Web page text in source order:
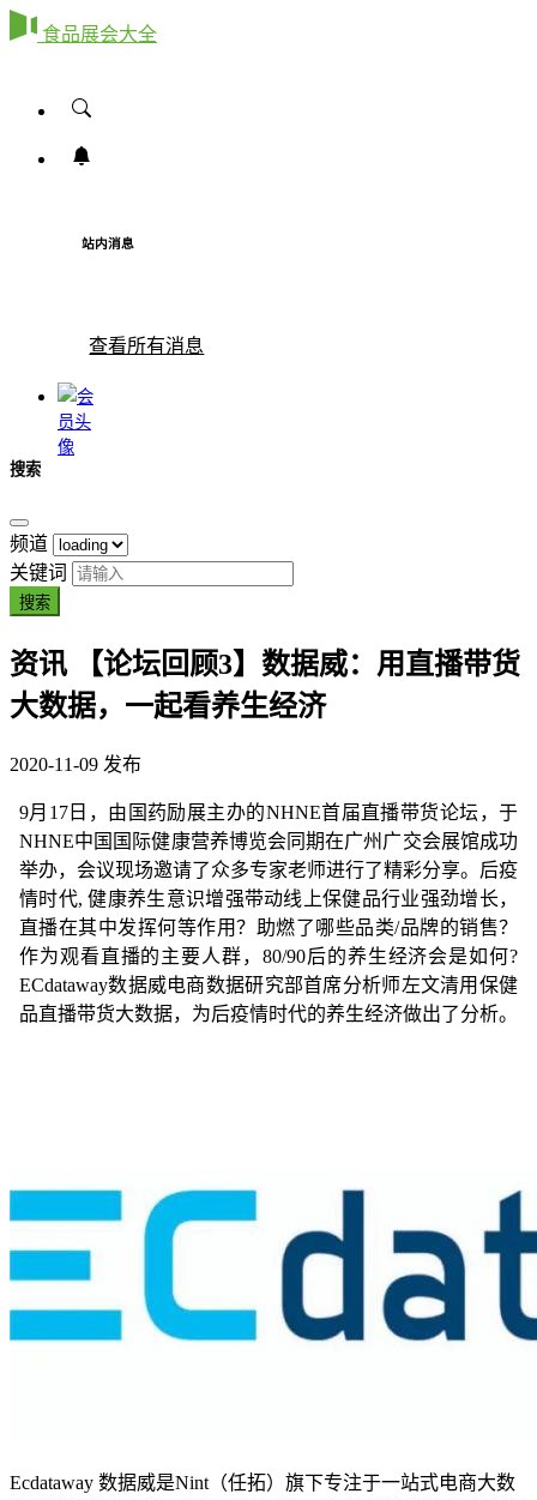
食品展会大全
站内消息
查看所有消息
搜索
频道
关键词
搜索
资讯【论坛回顾3】数据威：用直播带货
大数据，一起看养生经济
2020-11-09 发布
9月17日，由国药励展主办的NHNE首届直播带货论坛，于
NHNE中国国际健康营养博览会同期在广州广交会展馆成功
举办，会议现场邀请了众多专家老师进行了精彩分享。后疫
情时代, 健康养生意识增强带动线上保健品行业强劲增长，
直播在其中发挥何等作用？助燃了哪些品类/品牌的销售？
作为观看直播的主要人群，80/90后的养生经济会是如何?
ECdataway数据威电商数据研究部首席分析师左文清用保健
品直播带货大数据，为后疫情时代的养生经济做出了分析。
Ecdataway 数据威是Nint（任拓）旗下专注于一站式电商大数